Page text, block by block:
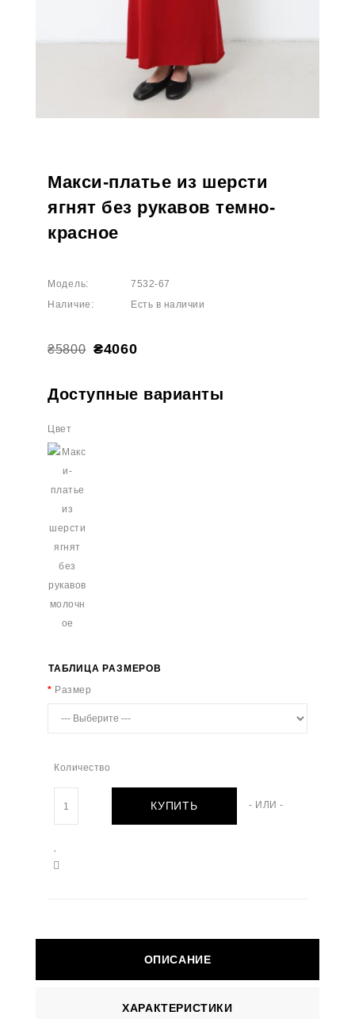
Макси-платье из шерсти
ягнят без рукавов темно-
красное
Модель:
7532-67
Наличие:
Есть в наличии
₴5800 ₴4060
Доступные варианты
Цвет
ТАБЛИЦА РАЗМЕРОВ
Размер
Количество
КУПИТЬ - ИЛИ -
ОПИСАНИЕ
ХАРАКТЕРИСТИКИ